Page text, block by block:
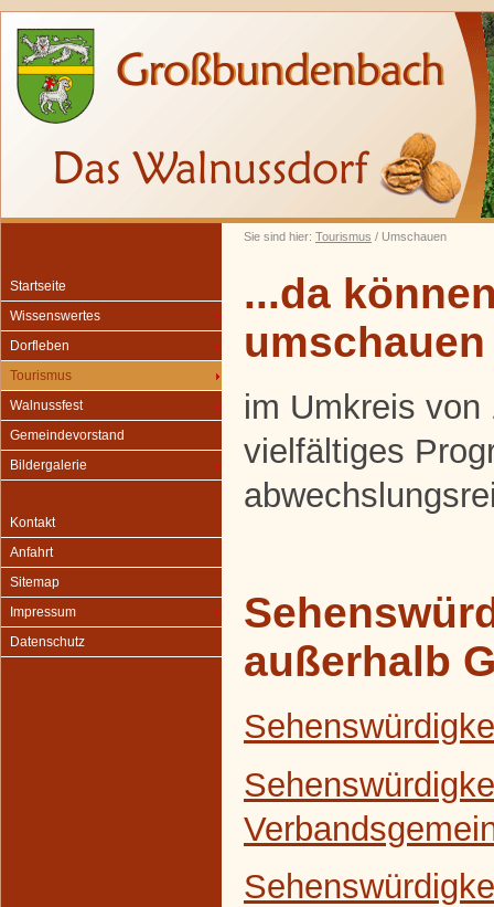
Sie sind hier: Tourismus / Umschauen
Startseite
Wissenswertes
Dorfleben
Tourismus
Walnussfest
Gemeindevorstand
Bildergalerie
Kontakt
Anfahrt
Sitemap
Impressum
Datenschutz
...da
umschauen
im Umkreis
vielfältiges
außerhalb